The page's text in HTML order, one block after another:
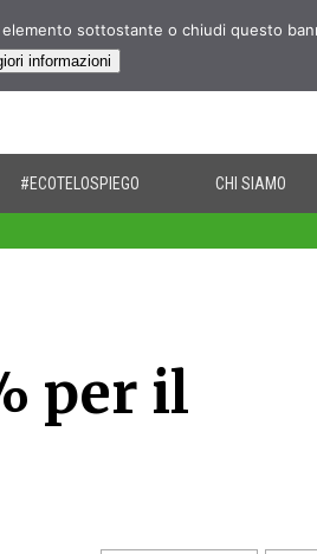
#ECOTELOSPIEGO CHI SIAMO
per il
sottostante o chiudi questo
informazioni